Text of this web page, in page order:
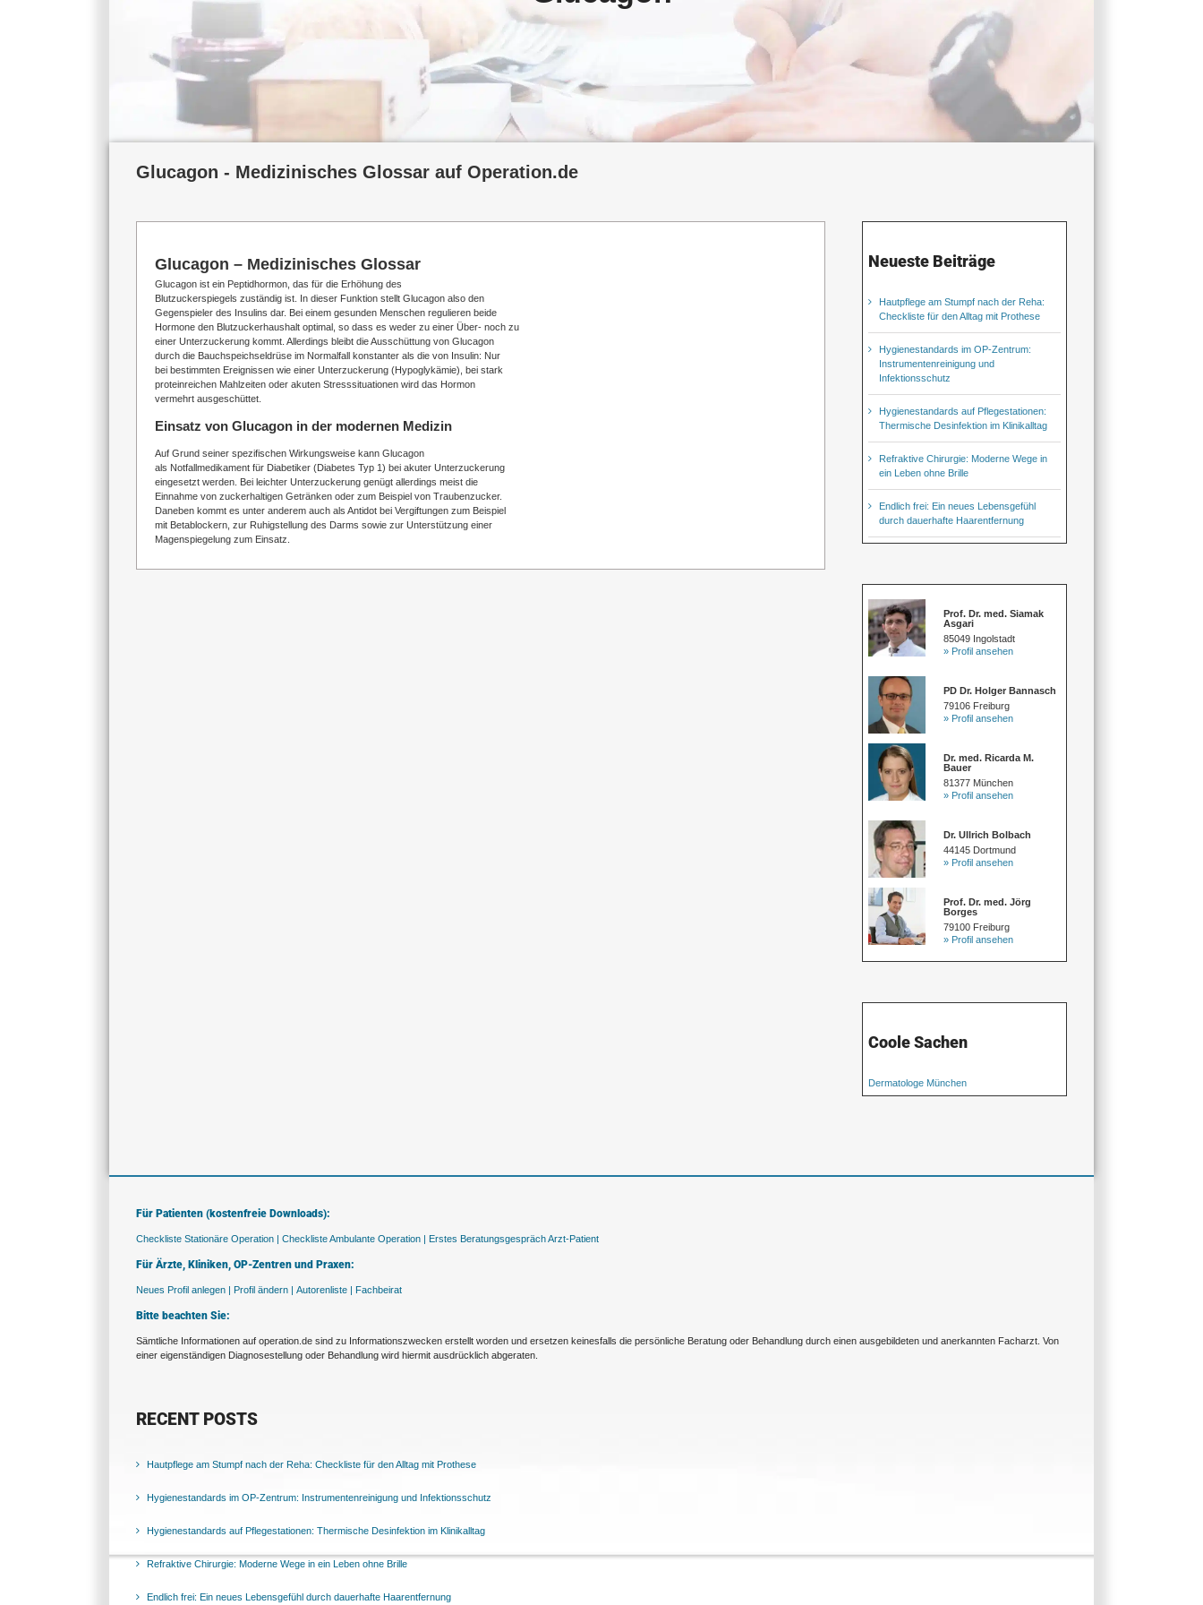
Glucagon - Medizinisches Glossar auf Operation.de
Glucagon – Medizinisches Glossar
Glucagon ist ein Peptidhormon, das für die Erhöhung des
Blutzuckerspiegels zuständig ist. In dieser Funktion stellt Glucagon also den
Gegenspieler des Insulins dar. Bei einem gesunden Menschen regulieren beide
Hormone den Blutzuckerhaushalt optimal, so dass es weder zu einer Über- noch zu
einer Unterzuckerung kommt. Allerdings bleibt die Ausschüttung von Glucagon
durch die Bauchspeichseldrüse im Normalfall konstanter als die von Insulin: Nur
bei bestimmten Ereignissen wie einer Unterzuckerung (Hypoglykämie), bei stark
proteinreichen Mahlzeiten oder akuten Stresssituationen wird das Hormon
vermehrt ausgeschüttet.
Einsatz von Glucagon in der modernen Medizin
Auf Grund seiner spezifischen Wirkungsweise kann Glucagon
als Notfallmedikament für Diabetiker (Diabetes Typ 1) bei akuter Unterzuckerung
eingesetzt werden. Bei leichter Unterzuckerung genügt allerdings meist die
Einnahme von zuckerhaltigen Getränken oder zum Beispiel von Traubenzucker.
Daneben kommt es unter anderem auch als Antidot bei Vergiftungen zum Beispiel
mit Betablockern, zur Ruhigstellung des Darms sowie zur Unterstützung einer
Magenspiegelung zum Einsatz.
Neueste Beiträge
Hautpflege am Stumpf nach der Reha:
Checkliste für den Alltag mit Prothese
Hygienestandards im OP-Zentrum:
Instrumentenreinigung und
Infektionsschutz
Hygienestandards auf Pflegestationen:
Thermische Desinfektion im Klinikalltag
Refraktive Chirurgie: Moderne Wege in
ein Leben ohne Brille
Endlich frei: Ein neues Lebensgefühl
durch dauerhafte Haarentfernung
Prof. Dr. med. Siamak
Asgari
85049 Ingolstadt
» Profil ansehen
PD Dr. Holger Bannasch
79106 Freiburg
» Profil ansehen
Dr. med. Ricarda M.
Bauer
81377 München
» Profil ansehen
Dr. Ullrich Bolbach
44145 Dortmund
» Profil ansehen
Prof. Dr. med. Jörg
Borges
79100 Freiburg
» Profil ansehen
Coole Sachen
Dermatologe München
Für Patienten (kostenfreie Downloads):
Checkliste Stationäre Operation | Checkliste Ambulante Operation | Erstes Beratungsgespräch Arzt-Patient
Für Ärzte, Kliniken, OP-Zentren und Praxen:
Neues Profil anlegen | Profil ändern | Autorenliste | Fachbeirat
Bitte beachten Sie:
Sämtliche Informationen auf operation.de sind zu Informationszwecken erstellt worden und ersetzen keinesfalls die persönliche Beratung oder Behandlung durch einen ausgebildeten und anerkannten Facharzt. Von
einer eigenständigen Diagnosestellung oder Behandlung wird hiermit ausdrücklich abgeraten.
RECENT POSTS
Hautpflege am Stumpf nach der Reha: Checkliste für den Alltag mit Prothese
Hygienestandards im OP-Zentrum: Instrumentenreinigung und Infektionsschutz
Hygienestandards auf Pflegestationen: Thermische Desinfektion im Klinikalltag
Refraktive Chirurgie: Moderne Wege in ein Leben ohne Brille
Endlich frei: Ein neues Lebensgefühl durch dauerhafte Haarentfernung